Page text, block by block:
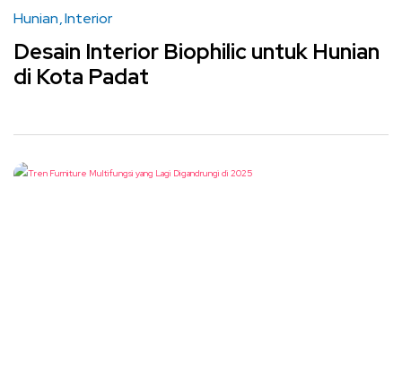
Hunian Interior
Desain Interior Biophilic untuk Hunian
di Kota Padat